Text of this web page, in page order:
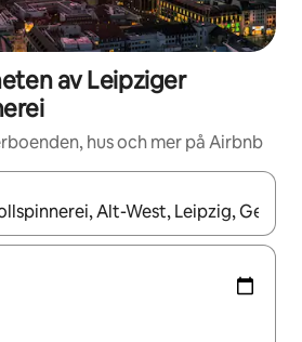
av Leipziger
hus och mer på Airbnb
kan du navigera med upp- och